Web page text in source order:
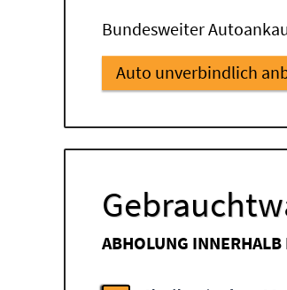
Bundesweiter
Auto unverbindlich
ABHOLUNG